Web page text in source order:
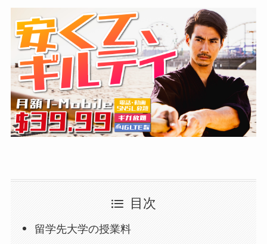
目次
留学先大学の授業料